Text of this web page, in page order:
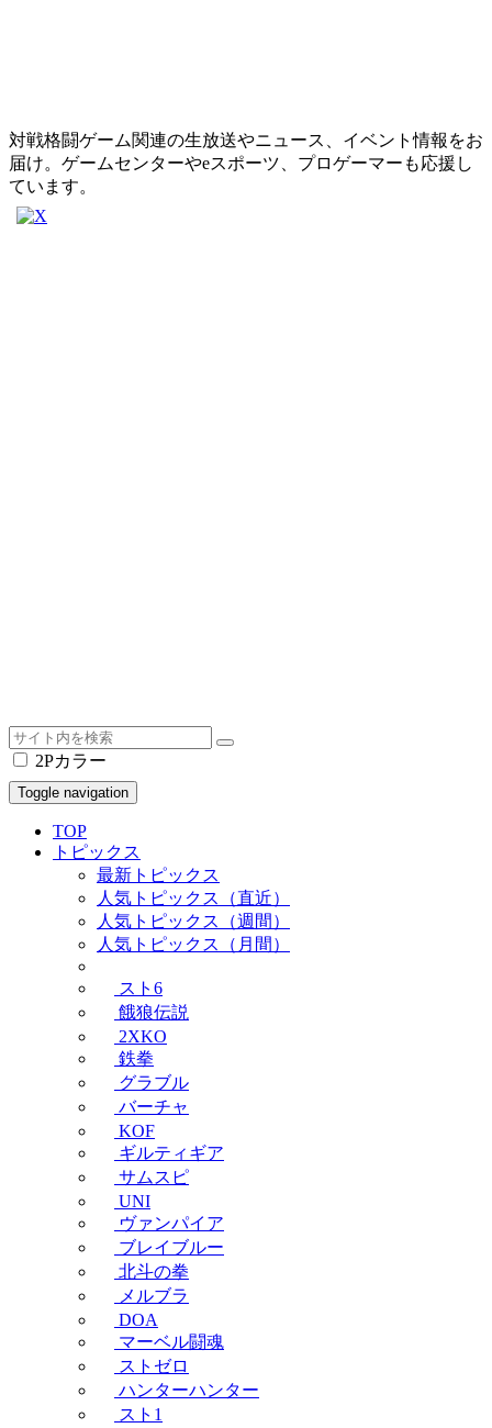
対戦格闘ゲーム関連の生放送やニュース、イベント情報をお
届け。ゲームセンターやeスポーツ、プロゲーマーも応援し
ています。
2Pカラー
Toggle navigation
TOP
トピックス
最新トピックス
人気トピックス（直近）
人気トピックス（週間）
人気トピックス（月間）
スト6
餓狼伝説
2XKO
鉄拳
グラブル
バーチャ
KOF
ギルティギア
サムスピ
UNI
ヴァンパイア
ブレイブルー
北斗の拳
メルブラ
DOA
マーベル闘魂
ストゼロ
ハンターハンター
スト1